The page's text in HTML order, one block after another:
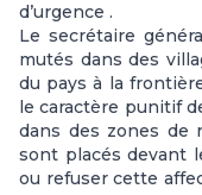
d’urgence .
Le secrétaire
mutés dans des
du pays à la
le caractère punitif
dans des zones de
sont placés devant
ou refuser cette